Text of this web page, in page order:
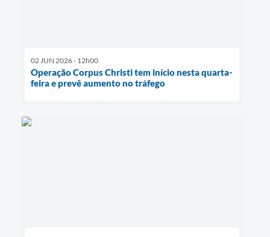
02 JUN 2026 - 12h00
Operação Corpus Christi tem início nesta quarta-
feira e prevê aumento no tráfego